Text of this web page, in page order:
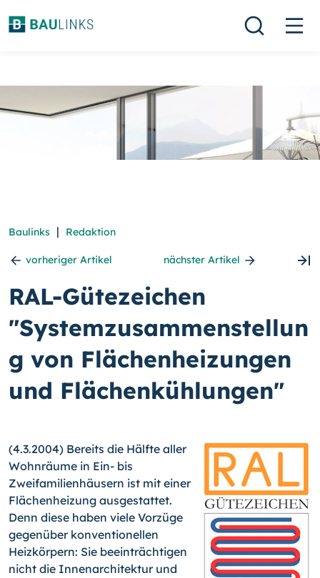
Baulinks | Redaktion
vorheriger Artikel nächster Artikel
RAL-Gütezeichen
"Systemzusammenstellun
g von Flächenheizungen
und Flächenkühlungen"
(4.3.2004) Bereits die Hälfte aller
Wohnräume in Ein- bis
Zweifamilienhäusern ist mit einer
Flächenheizung ausgestattet.
Denn diese haben viele Vorzüge
gegenüber konventionellen
Heizkörpern: Sie beeinträchtigen
nicht die Innenarchitektur und